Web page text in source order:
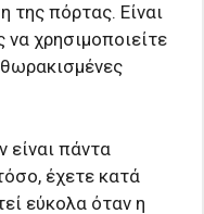
της πόρτας. Είναι
χρησιμοποιείτε
πάντα
έχετε κατά
εύκολα όταν η